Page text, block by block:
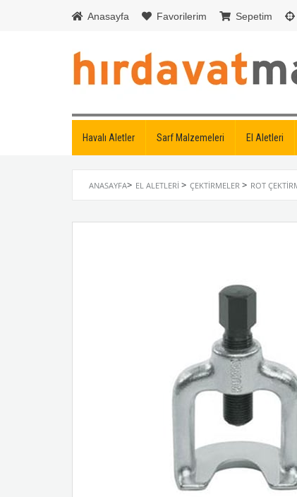
Anasayfa Favorilerim Sepetim
Havalı Aletler Sarf Malzemeleri El Aletleri
ANASAYFA> EL ALETLERI > ÇEKTIRMELER > ROT